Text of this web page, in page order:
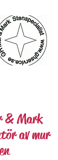
& Mark
av mur